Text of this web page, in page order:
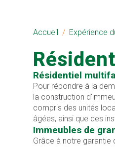
Accueil Expérience
Résidentiel
Pour répondre à la
la construction
compris des unités
âgées, ainsi que des
Immeubles de
Grâce à notre garantie